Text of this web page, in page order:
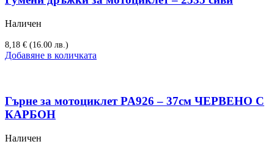
Наличен
8,18 € (16.00 лв.)
Добавяне в количката
Гърне за мотоциклет PA926 – 37см ЧЕРВЕНО С
КАРБОН
Наличен